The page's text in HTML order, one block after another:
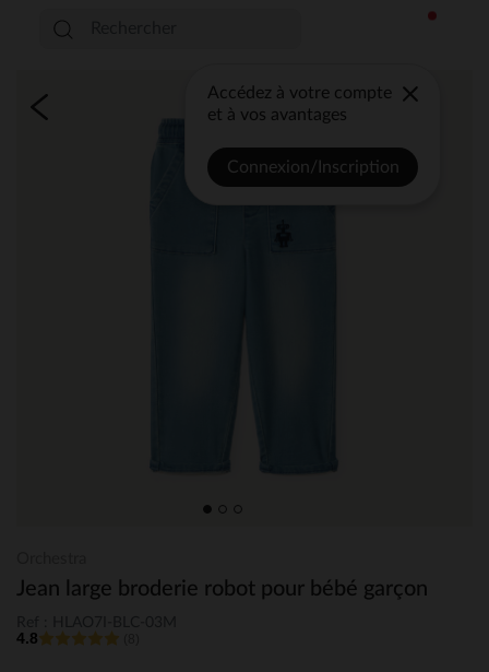
Accédez à votre compte
et à vos avantages
Connexion/Inscription
Jean large broderie robot pour bébé garçon
4.8